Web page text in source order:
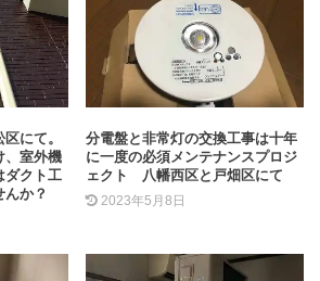
にて。
、室外機
ダクト工
か？
分電盤と非常灯の交換工事は十年
に一度の必須メンテナンスプロジ
ェクト 八幡西区と戸畑区にて
2023年5月8日